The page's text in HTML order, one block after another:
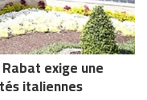
exige une
italiennes